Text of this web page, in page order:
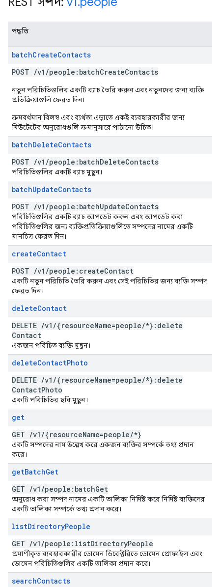
পদ্ধতি
batchCreateContacts
POST /v1 /people:batchCreateContacts
নতুন পরিচিতিগুলির একটি ব্যাচ তৈরি করুন এবং নতুনদের জন্য ব্যক্তি
প্রতিক্রিয়াগুলি ফেরত দিন৷
ক্রমবর্ধমান বিলম্ব এবং ব্যর্থতা এড়াতে একই ব্যবহারকারীর জন্য
মিউটেটের অনুরোধগুলি ক্রমানুসারে পাঠানো উচিত।
batchDeleteContacts
POST /v1 /people:batchDeleteContacts
পরিচিতিগুলির একটি ব্যাচ মুছুন।
batchUpdateContacts
POST /v1 /people:batchUpdateContacts
পরিচিতিগুলির একটি ব্যাচ আপডেট করুন এবং আপডেট করা
পরিচিতিগুলির জন্য ব্যক্তিপ্রতিক্রিয়াগুলিতে সম্পদের নামের একটি
মানচিত্র ফেরত দিন৷
createContact
POST /v1 /people:createContact
একটি নতুন পরিচিতি তৈরি করুন এবং সেই পরিচিতির জন্য ব্যক্তি সম্পদ
ফেরত দিন।
deleteContact
DELETE /v1 /{resourceName=people/*}:delete
Contact
একজন পরিচিত ব্যক্তি মুছুন।
deleteContactPhoto
DELETE /v1 /{resourceName=people/*}:delete
ContactPhoto
একটি পরিচিতির ছবি মুছুন।
get
GET /v1 /{resourceName=people/*}
একটি সম্পদের নাম উল্লেখ করে একজন ব্যক্তির সম্পর্কে তথ্য প্রদান
করে।
getBatchGet
GET /v1 /people:batchGet
অনুরোধ করা সম্পদ নামের একটি তালিকা নির্দিষ্ট করে নির্দিষ্ট ব্যক্তিদের
একটি তালিকা সম্পর্কে তথ্য প্রদান করে।
listDirectoryPeople
GET /v1 /people:listDirectoryPeople
প্রমাণীকৃত ব্যবহারকারীর ডোমেন ডিরেক্টরিতে ডোমেন প্রোফাইল এবং
ডোমেন পরিচিতিগুলির একটি তালিকা প্রদান করে৷
searchContacts